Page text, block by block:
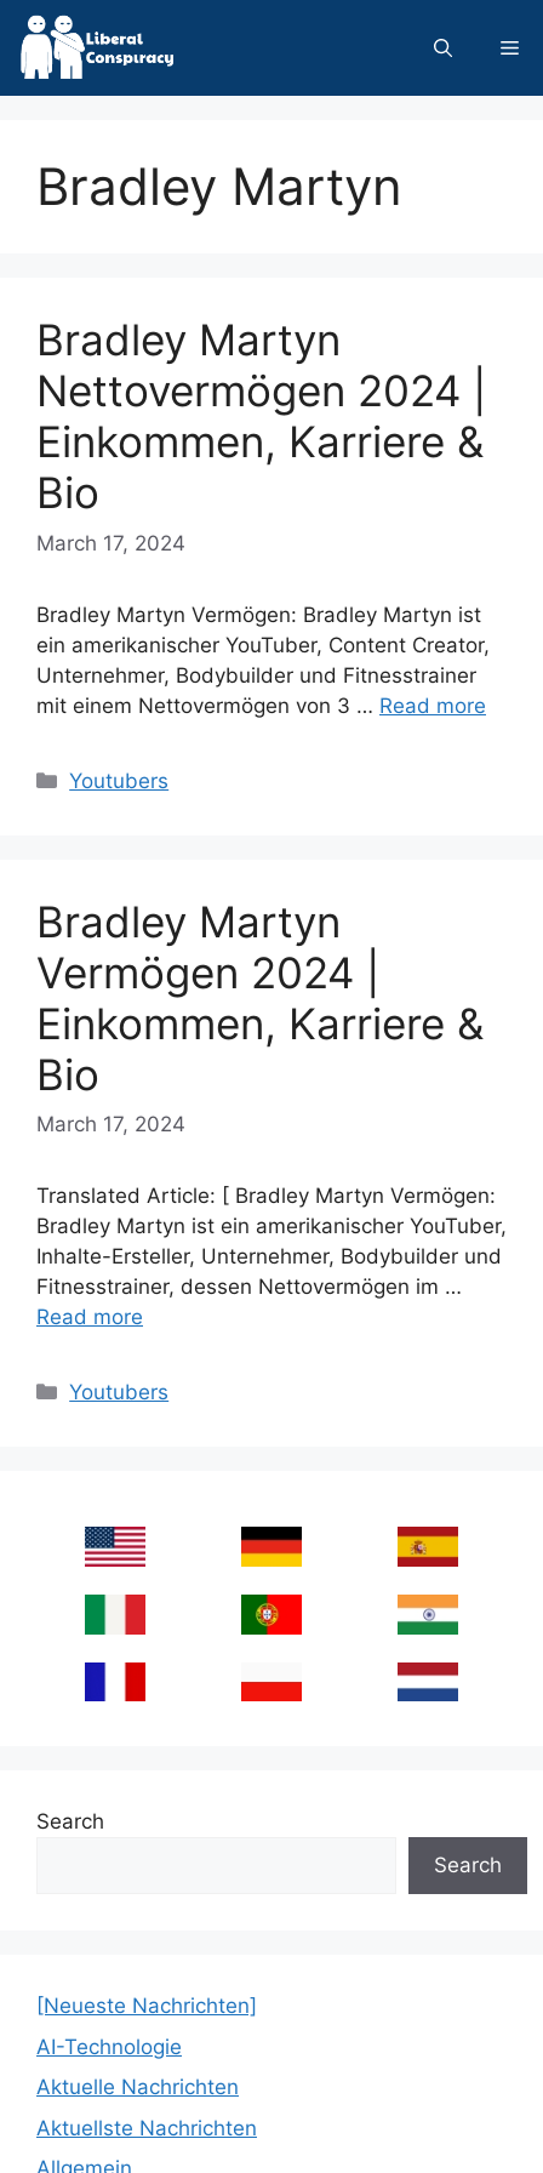
Skip
content
Bradley Martyn
Bradley Martyn
Nettovermögen 2024 |
Einkommen, Karriere &
Bio
March 17, 2024
Bradley Martyn Vermögen: Bradley Martyn ist
ein amerikanischer YouTuber, Content Creator,
Unternehmer, Bodybuilder und Fitnesstrainer
mit einem Nettovermögen von 3 … Read more
Categories
Youtubers
Bradley Martyn
Vermögen 2024 |
Einkommen, Karriere &
Bio
March 17, 2024
Translated Article: [ Bradley Martyn Vermögen:
Bradley Martyn ist ein amerikanischer YouTuber,
Inhalte-Ersteller, Unternehmer, Bodybuilder und
Fitnesstrainer, dessen Nettovermögen im …
Read more
Categories
Youtubers
Search
Search
[Neueste Nachrichten]
AI-Technologie
Aktuelle Nachrichten
Aktuellste Nachrichten